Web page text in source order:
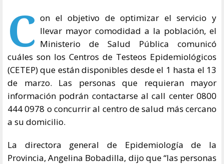
C on el objetivo de optimizar el servicio y
llevar mayor comodidad a la población, el
Ministerio de Salud Pública comunicó
cuáles son los Centros de Testeos Epidemiológicos
(CETEP) que están disponibles desde el 1 hasta el 13
de marzo. Las personas que requieran mayor
información podrán contactarse al call center 0800
444 0978 o concurrir al centro de salud más cercano
a su domicilio.
La directora general de Epidemiología de la
Provincia, Angelina Bobadilla, dijo que “las personas